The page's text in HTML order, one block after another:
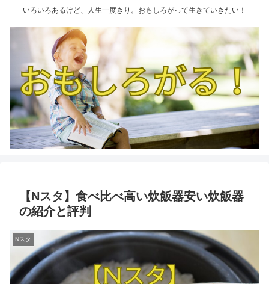
いろいろあるけど、人生一度きり。おもしろがって生きていきたい！
【Nスタ】食べ比べ高い炊飯器安い炊飯器
の紹介と評判
Nスタ